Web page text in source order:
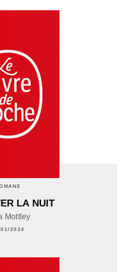
LA NUIT
Mottley
2024